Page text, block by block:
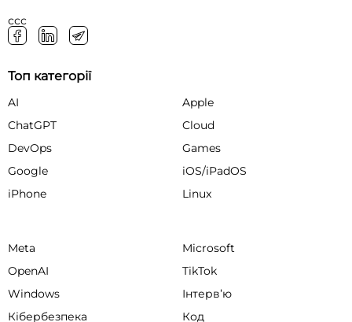
ссс
Топ категорії
AI
Apple
ChatGPT
Cloud
DevOps
Games
Google
iOS/iPadOS
iPhone
Linux
Meta
Microsoft
OpenAI
TikTok
Windows
Інтервʼю
Кібербезпека
Код